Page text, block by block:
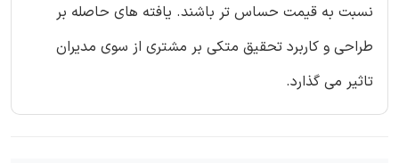
نسبت به قیمت حساس تر باشند. یافته های حاصله بر
طراحی و کاربرد تحقیق متکی بر مشتری از سوی مدیران
تاثیر می گذارد.